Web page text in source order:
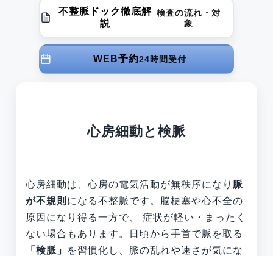
不整脈ドック徹底解
説
検査の流れ・対
象
WEB予約24時間受付
心房細動と検脈
心房細動は、心房の電気活動が無秩序になり 脈
が不規則 になる不整脈です。脳梗塞や心不全の
原因になり得る一方で、 症状が軽い・まったく
ない場合もあります。日頃から手首で脈を取る
「検脈」
を習慣化し、脈の乱れや速さが気にな